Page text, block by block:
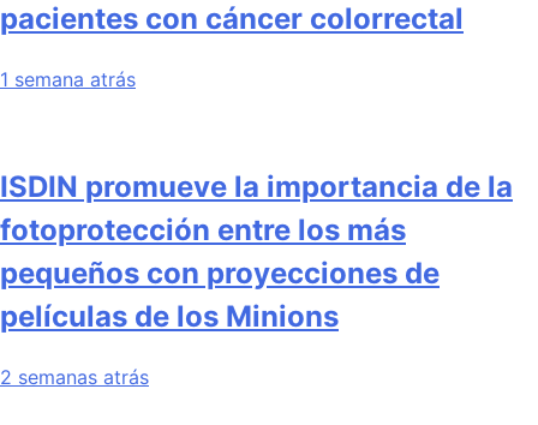
pacientes con cáncer colorrectal
1 semana atrás
ISDIN promueve la importancia de la
fotoprotección entre los más
pequeños con proyecciones de
películas de los Minions
2 semanas atrás